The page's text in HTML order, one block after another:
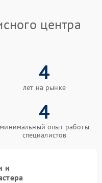
центра
4
лет на рынке
4
минимальный опыт работы
специалистов
и